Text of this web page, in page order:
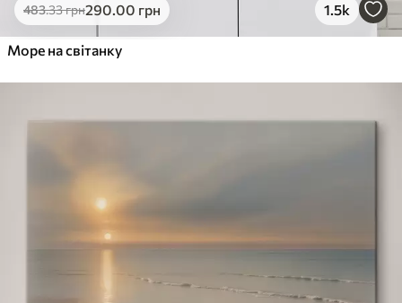
483.33грн290.00 грн 1.5k
Море на світанку